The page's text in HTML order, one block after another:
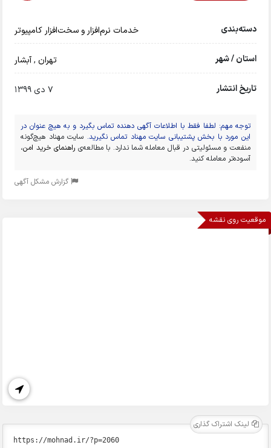
دسته‌بندی خدمات نرم‌افزار و سخت‌افزار کامپیوتر
استان / شهر تهران,آبشار
تاریخ انتشار 7 دی 1399
توجه مهم: لطفا فقط با اطلاعات آگهی دهنده تماس بگیرد و به هیچ عنوان در
این مورد با بخش پشتیبانی سایت مهناد تماس نگیرید. سایت مهناد هیچ‌گونه
منفعت و مسئولیتی در قبال معامله شما ندارد. با مطالعه‌ی راهنمای خرید امن،
آسوده‌تر معامله کنید.
گزارش مشکل آگهی
موقعیت روی نقشه
لینک اشتراک گذاری